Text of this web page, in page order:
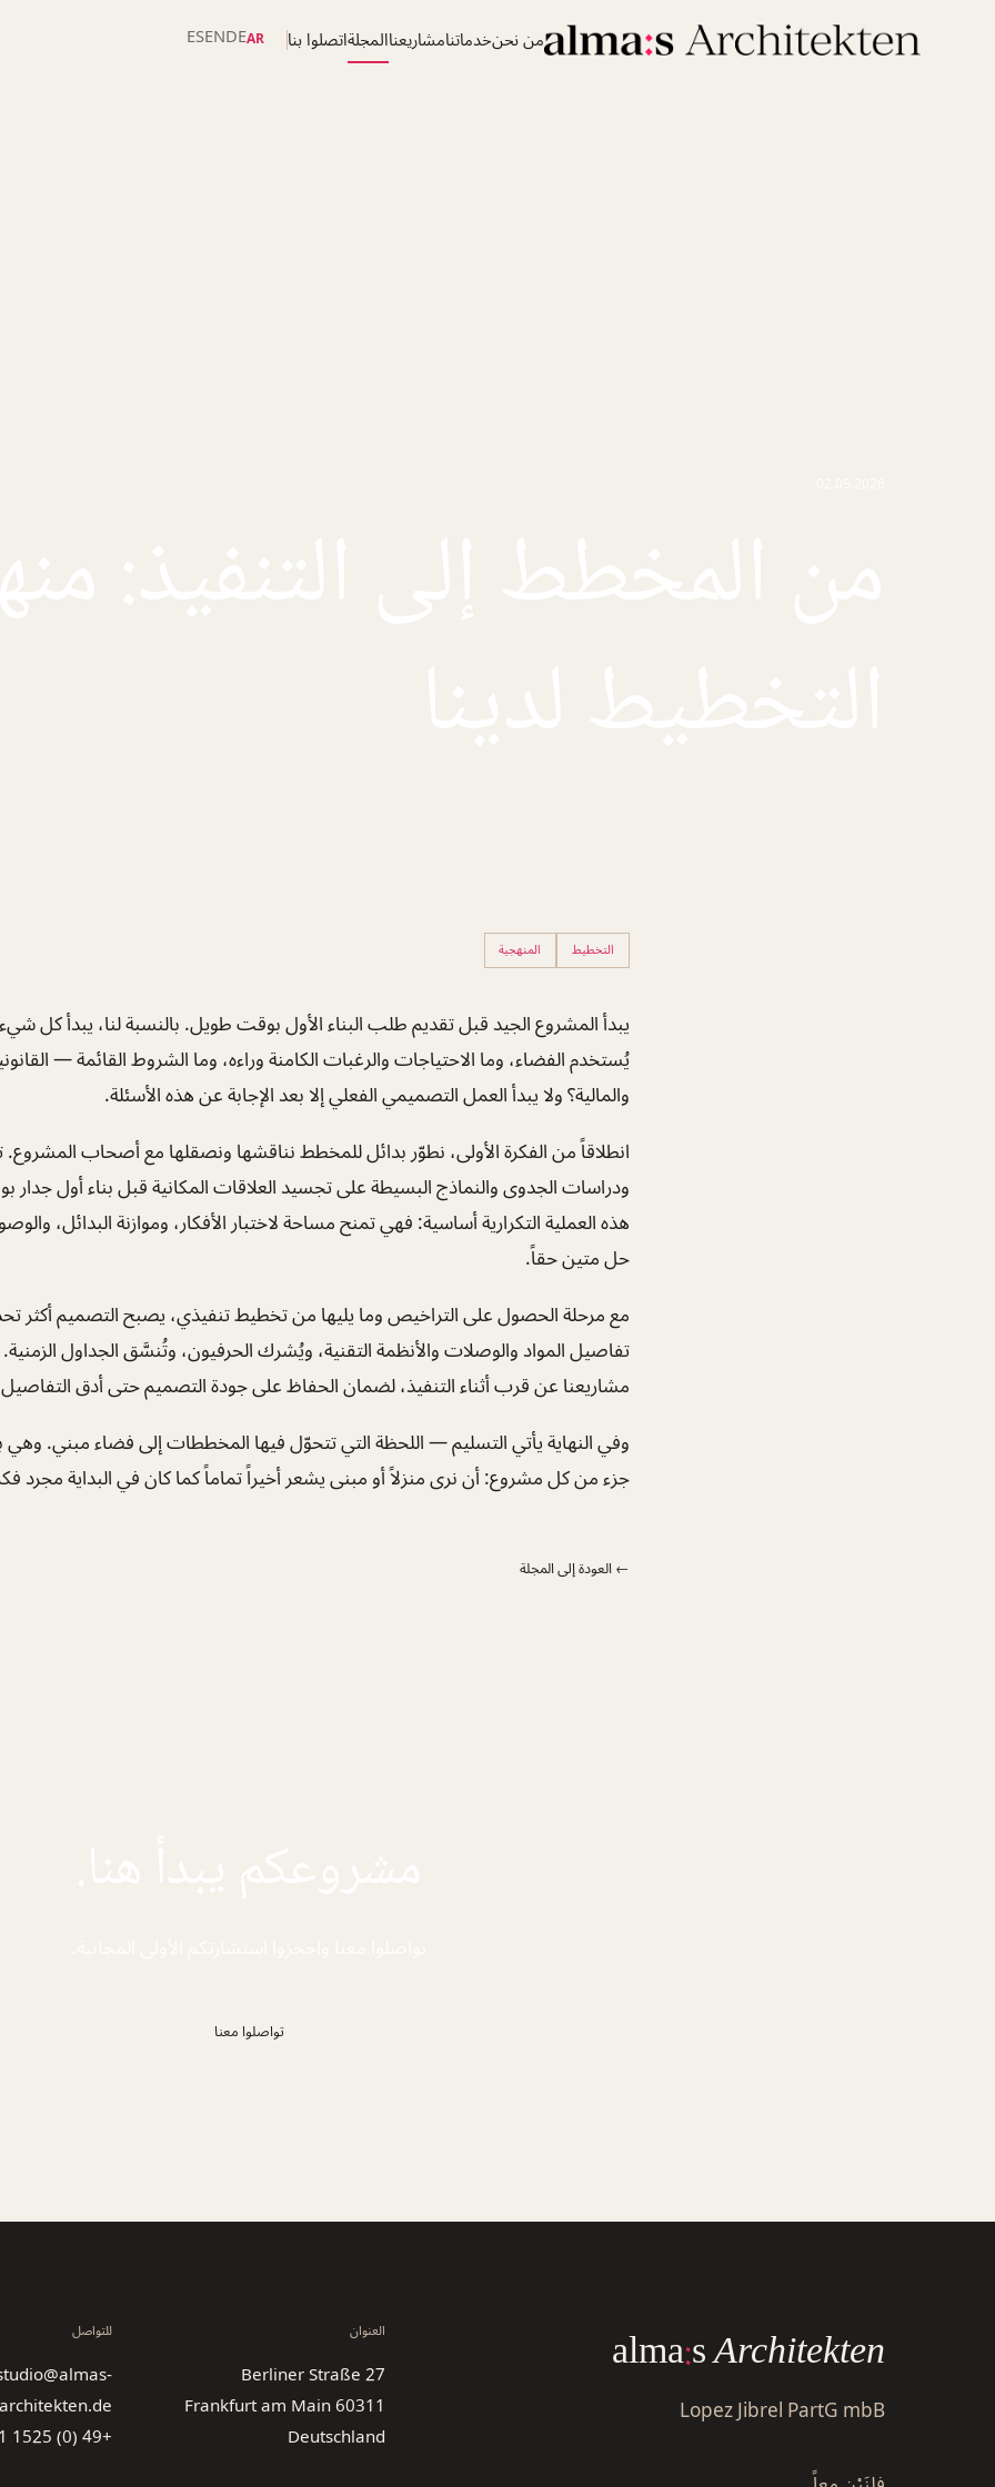
من نحنخدماتنامشاريعناالمجلةاتصلوا بنا AR
DE
EN
ES
التخطيط المنهجية
يبدأ المشروع الجيد قبل تقديم طلب البناء الأول بوقت طويل. بالنسبة لنا، يبدأ كل
يُستخدم الفضاء، وما الاحتياجات والرغبات الكامنة وراءه، وما الشروط القائمة —
والمالية؟ ولا يبدأ العمل التصميمي الفعلي إلا بعد الإجابة عن هذه الأسئلة.
انطلاقاً من الفكرة الأولى، نطوّر بدائل للمخطط نناقشها ونصقلها مع أصحاب
ودراسات الجدوى والنماذج البسيطة على تجسيد العلاقات المكانية قبل بناء أول
هذه العملية التكرارية أساسية: فهي تمنح مساحة لاختبار الأفكار، وموازنة البدائل،
حل متين حقاً.
مع مرحلة الحصول على التراخيص وما يليها من تخطيط تنفيذي، يصبح التصميم أكثر
تفاصيل المواد والوصلات والأنظمة التقنية، ويُشرك الحرفيون، وتُنسَّق الجداول
مشاريعنا عن قرب أثناء التنفيذ، لضمان الحفاظ على جودة التصميم حتى أدق
وفي النهاية يأتي التسليم — اللحظة التي تتحوّل فيها المخططات إلى فضاء مبني. وهي
جزء من كل مشروع: أن نرى منزلاً أو مبنى يشعر أخيراً تماماً كما كان في البداية مجرد
← العودة إلى المجلة
تواصلوا معنا
alma:sArchitekten
Lopez Jibrel PartG mbB
العنوان
Berliner Straße 27
60311 Frankfurt am Main
Deutschland
للتواصل
architekten.de
+49 (0) 1525 7869881